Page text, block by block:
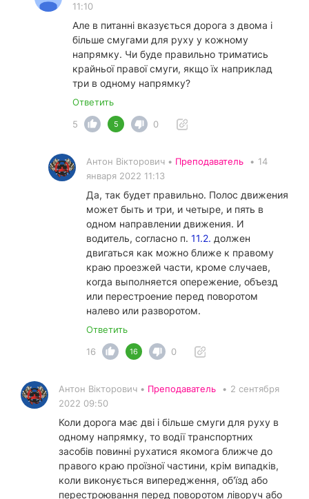
11:10
Але в питанні вказується дорога з двома і
більше смугами для руху у кожному
напрямку. Чи буде правильно триматись
крайньої правої смуги, якщо їх наприклад
три в одному напрямку?
Ответить
5
5 0
Антон Вікторович • Преподаватель • 14
января 2022 11:13
Да, так будет правильно. Полос движения
может быть и три, и четыре, и пять в
одном направлении движения. И
водитель, согласно п. 11.2. должен
двигаться как можно ближе к правому
краю проезжей части, кроме случаев,
когда выполняется опережение, объезд
или перестроение перед поворотом
налево или разворотом.
Ответить
16
16 0
Антон Вікторович • Преподаватель • 2 сентября
2022 09:50
Коли дорога має дві і більше смуги для руху в
одному напрямку, то водії транспортних
засобів повинні рухатися якомога ближче до
правого краю проїзної частини, крім випадків,
коли виконується випередження, об'їзд або
перестроювання перед поворотом ліворуч або